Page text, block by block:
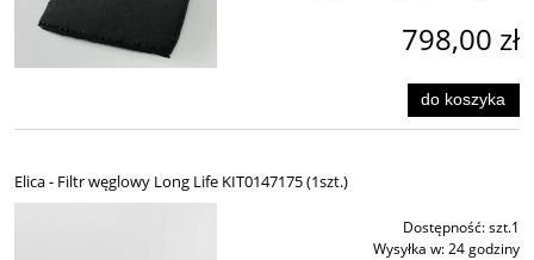
798,00 zł
do koszyka
Elica - Filtr węglowy Long Life KIT0147175 (1szt.)
Dostępność:szt.1
Wysyłka w:24 godziny